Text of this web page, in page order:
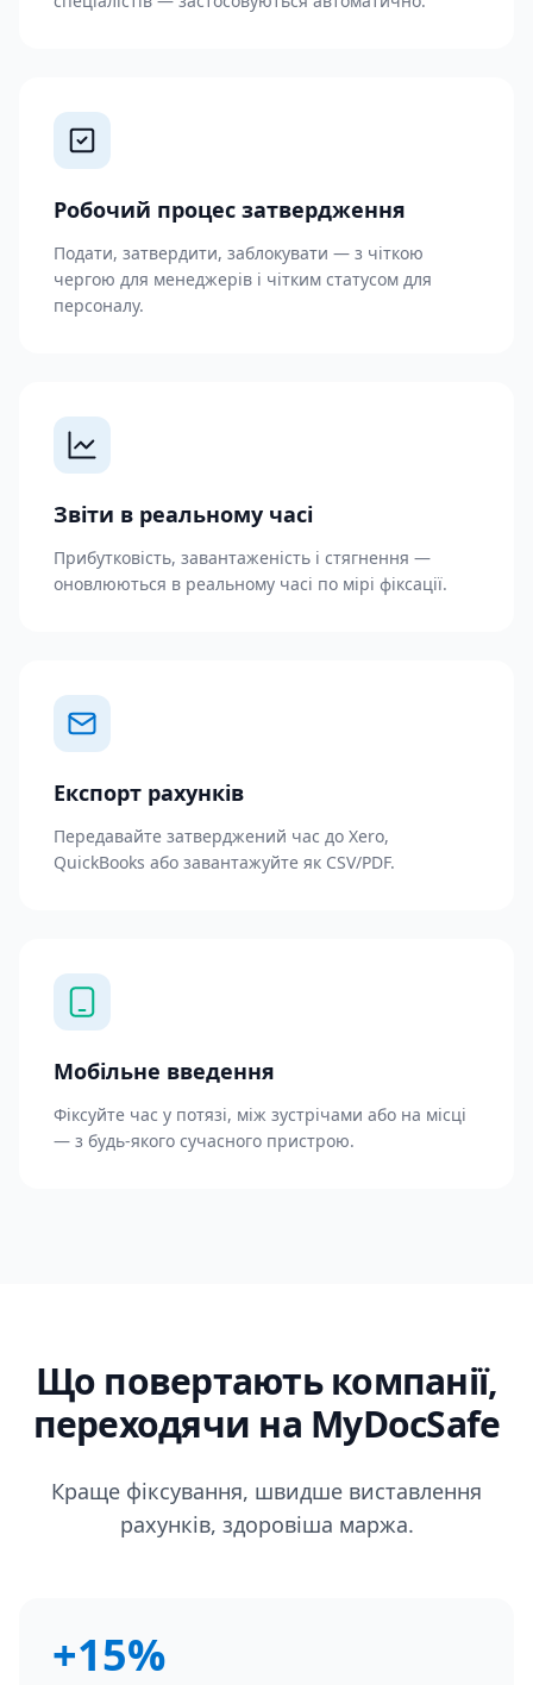
Робочий процес затвердження
Подати, затвердити, заблокувати — з чіткою
чергою для менеджерів і чітким статусом для
персоналу.
Звіти в реальному часі
Прибутковість, завантаженість і стягнення —
оновлюються в реальному часі по мірі фіксації.
Експорт рахунків
Передавайте затверджений час до Xero,
QuickBooks або завантажуйте як CSV/PDF.
Мобільне введення
Фіксуйте час у потязі, між зустрічами або на місці
— з будь-якого сучасного пристрою.
Що повертають компанії,
переходячи на MyDocSafe
Краще фіксування, швидше виставлення
рахунків, здоровіша маржа.
+15%